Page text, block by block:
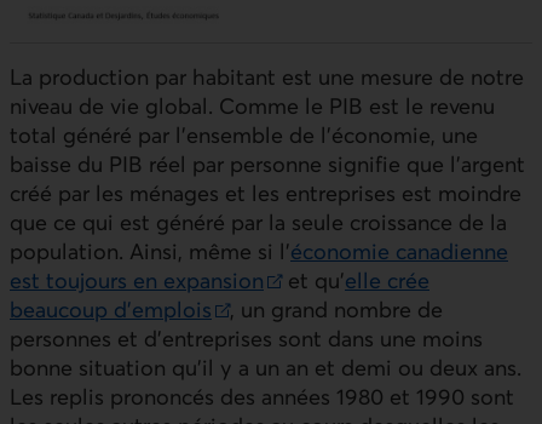
La production par habitant est une mesure de notre
niveau de vie global. Comme le PIB est le revenu
total généré par l’ensemble de l’économie, une
baisse du PIB réel par personne signifie que l’argent
créé par les ménages et les entreprises est moindre
que ce qui est généré par la seule croissance de la
population. Ainsi, même si l’économie canadienne
est toujours en expansion
Lien externe au site.
et qu’elle crée
beaucoup d’emplois
Lien externe au site.
, un grand nombre de
personnes et d’entreprises sont dans une moins
bonne situation qu’il y a un an et demi ou deux ans.
Les replis prononcés des années 1980 et 1990 sont